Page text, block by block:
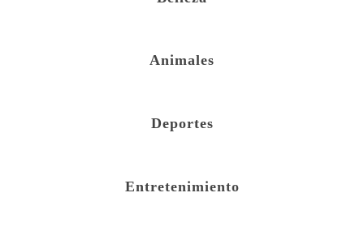
Animales
Deportes
Entretenimiento